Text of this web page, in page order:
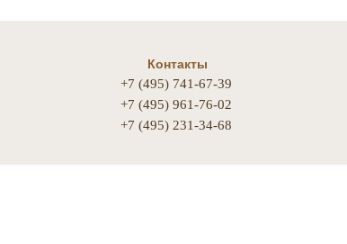
Контакты
+7 (495) 741-67-39
+7 (495) 961-76-02
+7 (495) 231-34-68